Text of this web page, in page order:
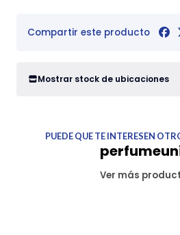
Compartir este producto
Mostrar stock de ubicaciones
PUEDE QUE TE INTERESEN
Ver más